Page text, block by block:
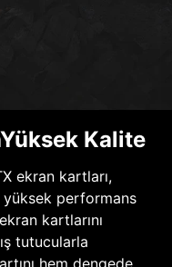
Kalite
ekran kartları,
yüksek performans
kartlarını
tutucularla
hem dengede